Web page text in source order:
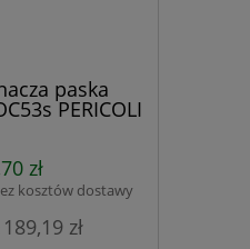
regulacji
paska
PERICOLI
zł
kosztów dostawy
189,19 zł